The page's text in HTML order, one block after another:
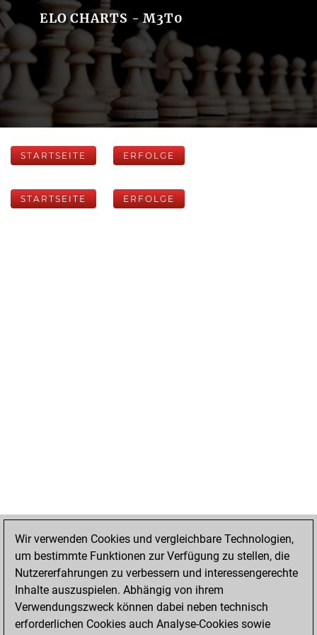
ELO CHARTS - M3T0
STARTSEITE ERFOLGE
STARTSEITE ERFOLGE
Wir verwenden Cookies und vergleichbare Technologien,
um bestimmte Funktionen zur Verfügung zu stellen, die
Nutzererfahrungen zu verbessern und interessengerechte
Inhalte auszuspielen. Abhängig von ihrem
Verwendungszweck können dabei neben technisch
erforderlichen Cookies auch Analyse-Cookies sowie